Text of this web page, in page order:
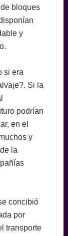
bloques
y
si era
Si la
podrían
en el
y
la
concibió
por
transporte